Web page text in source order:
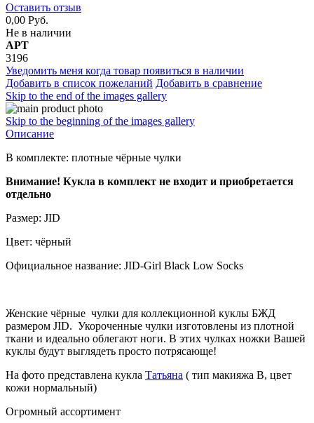
Оставить отзыв
0,00 Руб.
Не в наличии
АРТ
3196
Уведомить меня когда товар появиться в наличии
Добавить в список пожеланий Добавить в сравнение
Skip to the end of the images gallery
Skip to the beginning of the images gallery
Описание
В комплекте: плотные чёрные чулки
Внимание! Кукла в комплект не входит и приобретается
отдельно
Размер: JID
Цвет: чёрный
Официальное название: JID-Girl Black Low Socks
Женские чёрные чулки для коллекционной куклы БЖД
размером JID . Укороченные чулки изготовлены из плотной
ткани и идеально облегают ноги. В этих чулках ножки Вашей
куклы будут выглядеть просто потрясающе!
На фото представлена кукла Татьяна ( тип макияжа В, цвет
кожи нормальный)
Огромный ассортимент